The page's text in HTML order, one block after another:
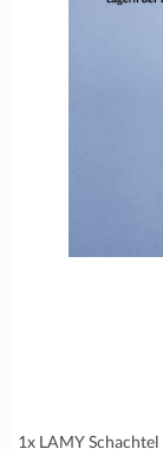
1x LAMY